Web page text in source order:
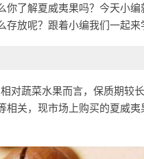
了解夏威夷果吗？今天小
放呢？跟着小编我们一起来
对蔬菜水果而言，保质期较
关，现市场上购买的夏威夷